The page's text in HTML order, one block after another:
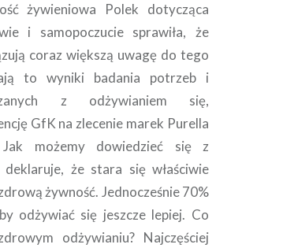
żywieniowa Polek dotycząca
i samopoczucie sprawiła, że
coraz większą uwagę do tego
to wyniki badania potrzeb i
z odżywianiem się,
GfK na zlecenie marek Purella
możemy dowiedzieć się z
że stara się właściwie
żywność. Jednocześnie 70%
odżywiać się jeszcze lepiej. Co
odżywianiu? Najczęściej